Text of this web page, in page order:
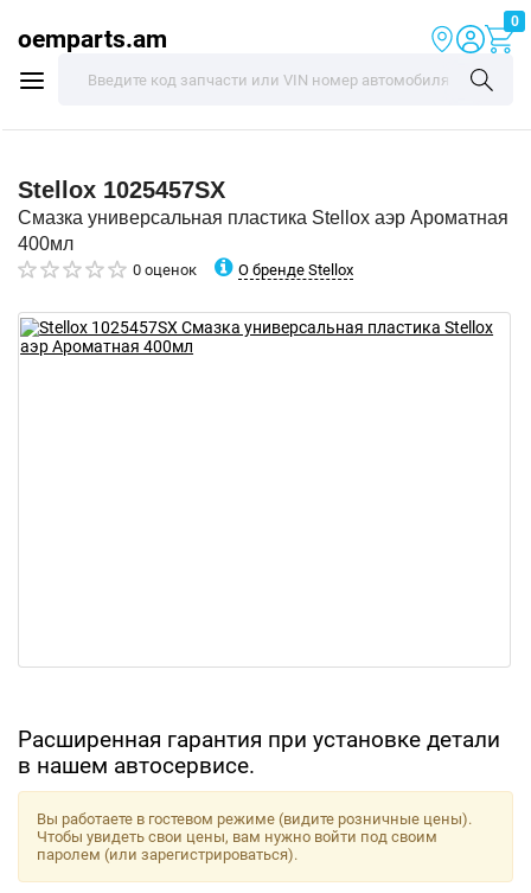
oemparts.am
0
Stellox 1025457SX
Смазка универсальная пластика Stellox аэр Ароматная
400мл
0 оценок О бренде Stellox
Расширенная гарантия при установке детали
в нашем автосервисе.
Вы работаете в гостевом режиме (видите розничные цены).
Чтобы увидеть свои цены, вам нужно войти под своим
паролем (или зарегистрироваться).